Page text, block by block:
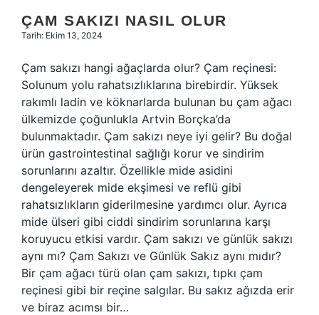
ÇAM SAKIZI NASIL OLUR
Tarih: Ekim 13, 2024
Çam sakızı hangi ağaçlarda olur? Çam reçinesi:
Solunum yolu rahatsızlıklarına birebirdir. Yüksek
rakımlı ladin ve köknarlarda bulunan bu çam ağacı
ülkemizde çoğunlukla Artvin Borçka’da
bulunmaktadır. Çam sakızı neye iyi gelir? Bu doğal
ürün gastrointestinal sağlığı korur ve sindirim
sorunlarını azaltır. Özellikle mide asidini
dengeleyerek mide ekşimesi ve reflü gibi
rahatsızlıkların giderilmesine yardımcı olur. Ayrıca
mide ülseri gibi ciddi sindirim sorunlarına karşı
koruyucu etkisi vardır. Çam sakızı ve günlük sakızı
aynı mı? Çam Sakızı ve Günlük Sakız aynı mıdır?
Bir çam ağacı türü olan çam sakızı, tıpkı çam
reçinesi gibi bir reçine salgılar. Bu sakız ağızda erir
ve biraz acımsı bir…